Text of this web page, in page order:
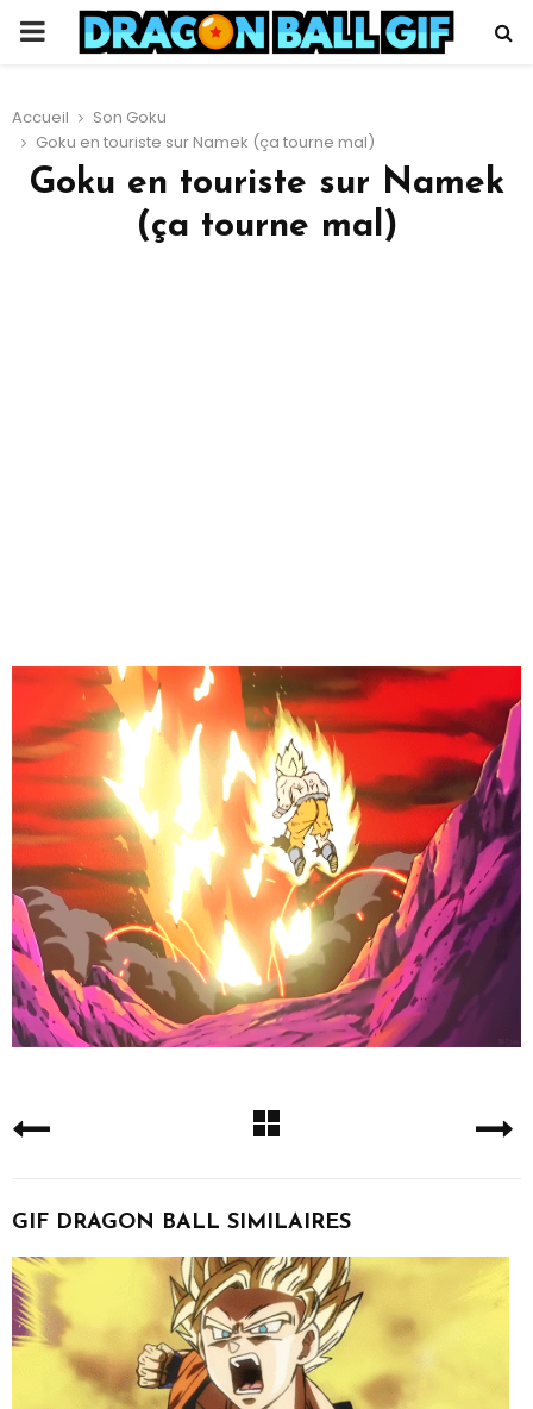
PRIMARY
Accueil
Son Goku
Goku en touriste sur Namek (ça tourne mal)
Goku en touriste sur Namek
(ça tourne mal)
GIF DRAGON BALL SIMILAIRES